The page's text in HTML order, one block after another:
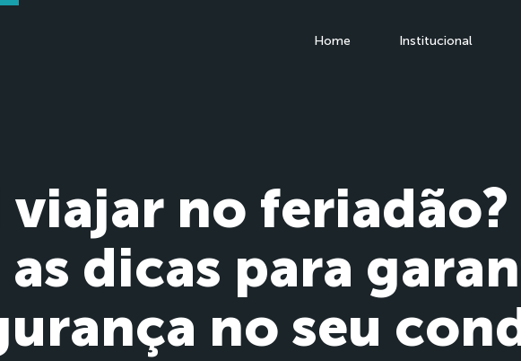
Home Institucional
viajar no
as dicas para
no seu